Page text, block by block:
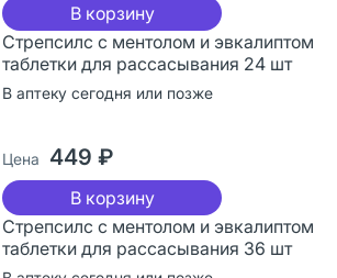
В корзину
Стрепсилс с ментолом и эвкалиптом
таблетки для рассасывания 24 шт
В аптеку сегодня или позже
Цена 449 ₽
В корзину
Стрепсилс с ментолом и эвкалиптом
таблетки для рассасывания 36 шт